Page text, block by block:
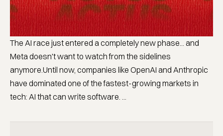
The AI race just entered a completely new phase... and
Meta doesn't want to watch from the sidelines
anymore.Until now, companies like OpenAI and Anthropic
have dominated one of the fastest-growing markets in
tech: AI that can write software. ...